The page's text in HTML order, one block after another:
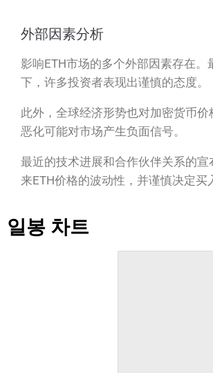
外部因素分析
影响ETH市场的多个外部因素存在
下，许多投资者表现出谨慎的态度。
此外，全球经济形势也对加密货币
恶化可能对市场产生负面信号。
最近的技术进展和合作伙伴关系的
来ETH价格的波动性，并谨慎决定买
일봉 차트